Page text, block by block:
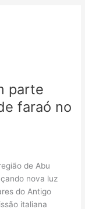
parte
faraó no
de Abu
nova luz
do Antigo
italiana